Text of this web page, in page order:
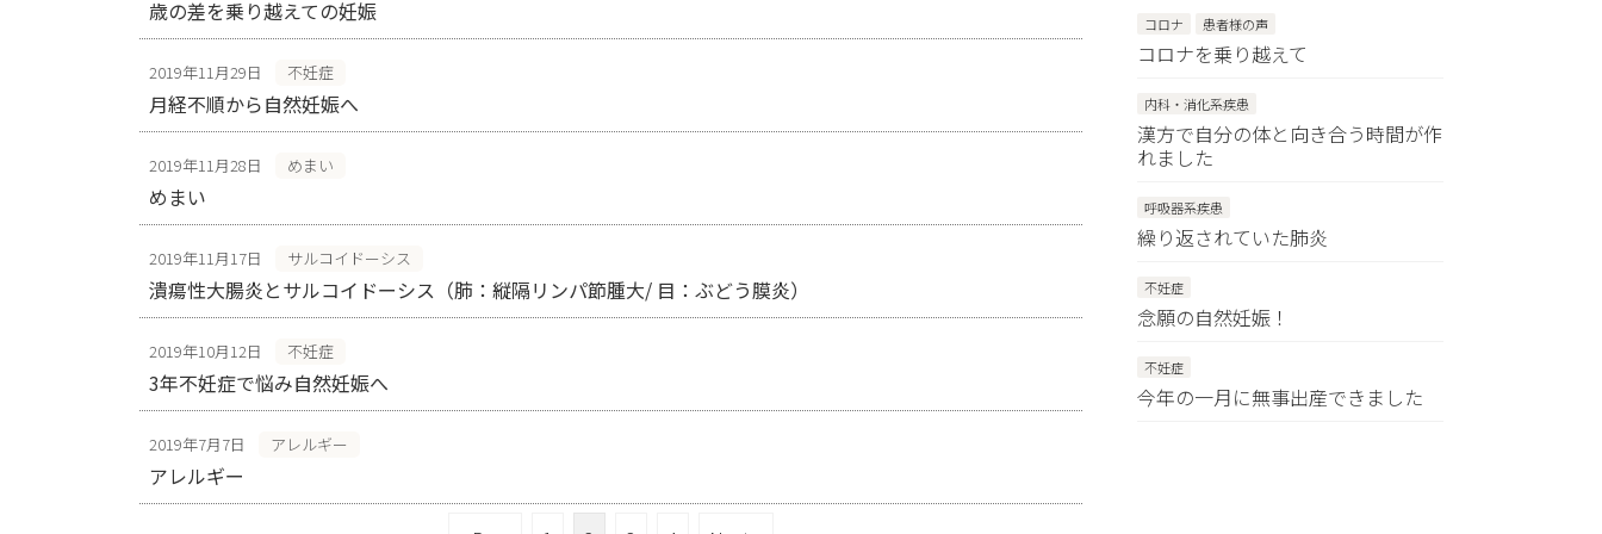
歳の差を乗り越えての妊娠
2019年11月29日 不妊症
月経不順から自然妊娠へ
2019年11月28日 めまい
めまい
2019年11月17日 サルコイドーシス
潰瘍性大腸炎とサルコイドーシス（肺：縦隔リンパ節腫大/ 目：ぶどう膜炎）
2019年10月12日 不妊症
3年不妊症で悩み自然妊娠へ
2019年7月7日 アレルギー
アレルギー
コロナ 患者様の声
コロナを乗り越えて
内科・消化系疾患
漢方で自分の体と向き合う時間が作
れました
呼吸器系疾患
繰り返されていた肺炎
不妊症
念願の自然妊娠！
不妊症
今年の一月に無事出産できました